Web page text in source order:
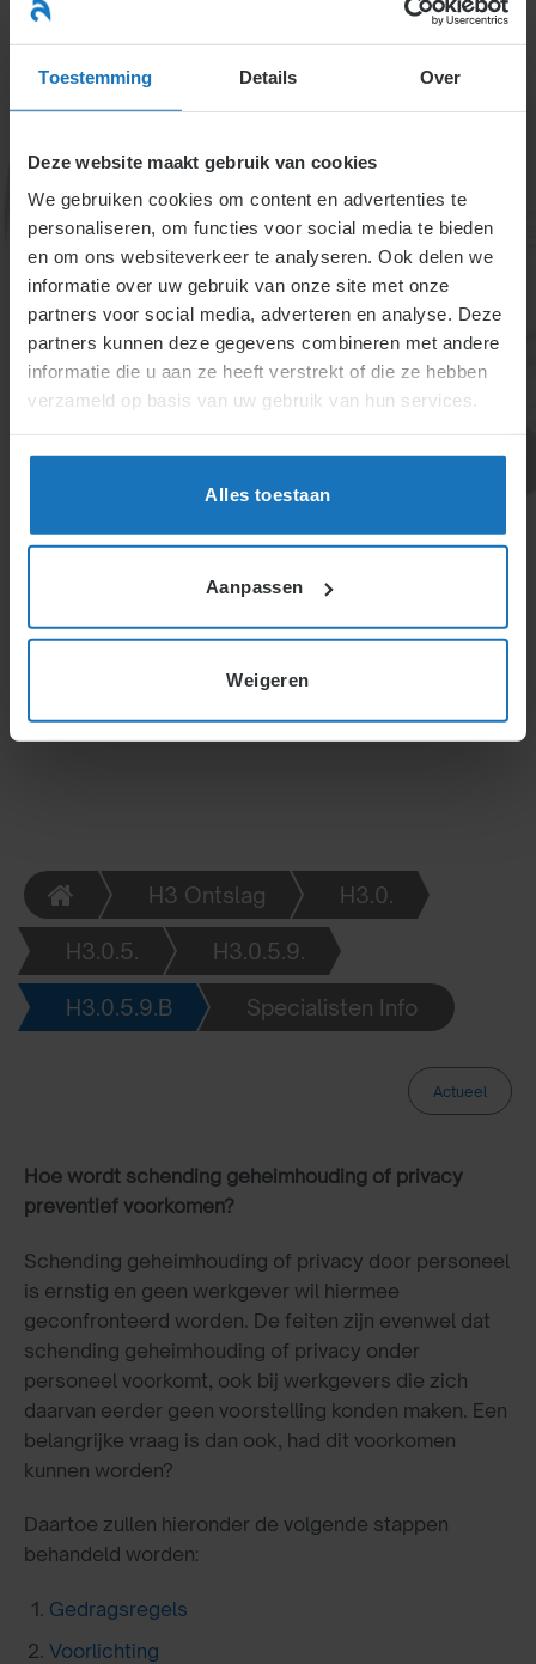
Toestemming Details Over
Deze website maakt gebruik van cookies
We gebruiken cookies om content en advertenties te
personaliseren, om functies voor social media te bieden
en om ons websiteverkeer te analyseren. Ook delen we
informatie over uw gebruik van onze site met onze
partners voor social media, adverteren en analyse. Deze
partners kunnen deze gegevens combineren met andere
informatie die u aan ze heeft verstrekt of die ze hebben
verzameld op basis van uw gebruik van hun services.
Alles toestaan
Aanpassen
Weigeren
naar
inhoud
Hoe wordt schending
geheimhouding of
privacy preventief
voorkomen?
Preventie van schending van geheimhouding of
privacy omvat duidelijke gedragsregels, gerichte
handhaving versterkt naleving en voorkomt
misstanden. Regels en sancties moeten helder
worden gecommuniceerd, terwijl de balans moet zijn
tussen controle en privacy.
H3 Ontslag H3.0.
H3.0.5. H3.0.5.9.
H3.0.5.9.B Specialisten Info
Actueel
Hoe wordt schending geheimhouding of privacy
preventief voorkomen?
Schending geheimhouding of privacy door personeel
is ernstig en geen werkgever wil hiermee
geconfronteerd worden. De feiten zijn evenwel dat
schending geheimhouding of privacy onder
personeel voorkomt, ook bij werkgevers die zich
daarvan eerder geen voorstelling konden maken. Een
belangrijke vraag is dan ook, had dit voorkomen
kunnen worden?
Daartoe zullen hieronder de volgende stappen
behandeld worden:
Gedragsregels
Voorlichting